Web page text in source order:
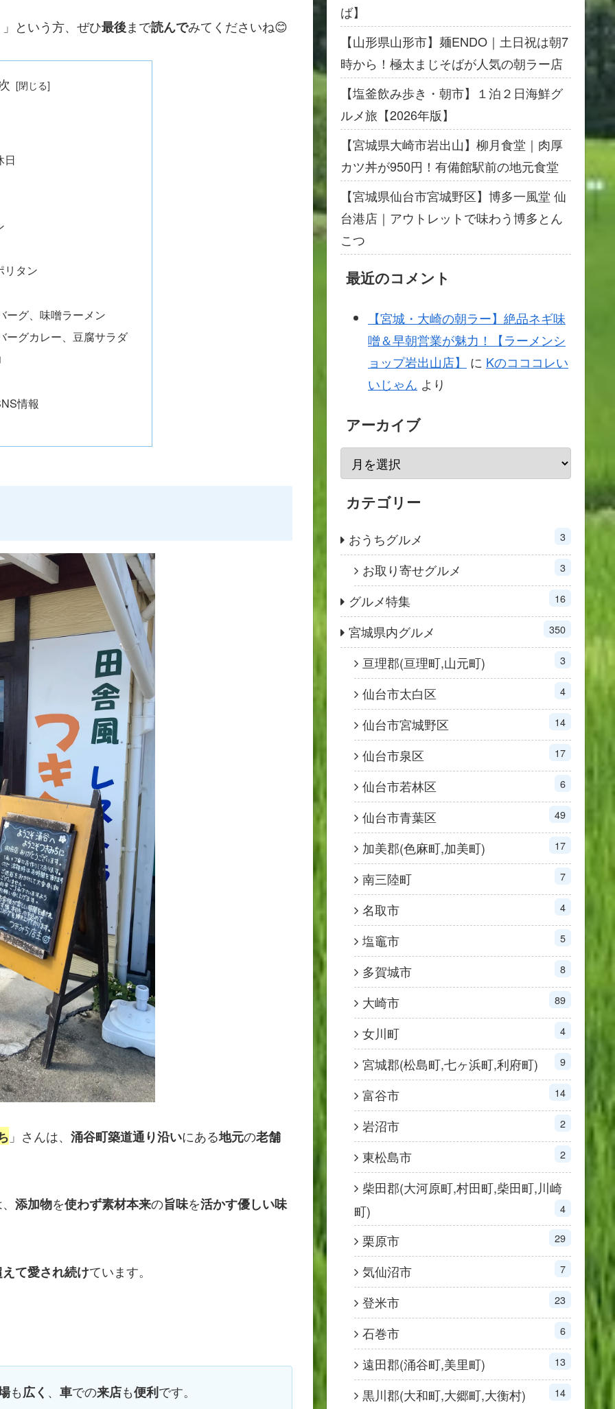
という方、ぜひ最後まで読んでみてくださいね😊
日
リタン
ーグ、味噌ラーメン
ーグカレー、豆腐サラダ
情報
」さんは、 涌谷町築道通り沿いにある地元の老舗
添加物を使わず素材本来の旨味を活かす優しい味
て愛され続けています。
も広く 、 車での来店も便利です。
ば】
【山形県山形市】麺ENDO｜土日祝は朝7
時から！極太まじそばが人気の朝ラー店
【塩釜飲み歩き・朝市】１泊２日海鮮グ
ルメ旅【2026年版】
【宮城県大崎市岩出山】柳月食堂｜肉厚
カツ丼が950円！有備館駅前の地元食堂
【宮城県仙台市宮城野区】博多一風堂 仙
台港店｜アウトレットで味わう博多とん
こつ
最近のコメント
【宮城・大崎の朝ラー】絶品ネギ味
噌＆早朝営業が魅力！【ラーメンシ
ョップ岩出山店】
に Kのコココレい
いじゃん より
アーカイブ
カテゴリー
おうちグルメ 3
お取り寄せグルメ 3
グルメ特集 16
宮城県内グルメ 350
亘理郡(亘理町,山元町) 3
仙台市太白区 4
仙台市宮城野区 14
仙台市泉区 17
仙台市若林区 6
仙台市青葉区 49
加美郡(色麻町,加美町) 17
南三陸町 7
名取市 4
塩竈市 5
多賀城市 8
大崎市 89
女川町 4
宮城郡(松島町,七ヶ浜町,利府町) 9
富谷市 14
岩沼市 2
東松島市 2
柴田郡(大河原町,村田町,柴田町,川崎
町)
4
栗原市 29
気仙沼市 7
登米市 23
石巻市 6
遠田郡(涌谷町,美里町) 13
黒川郡(大和町,大郷町,大衡村) 14